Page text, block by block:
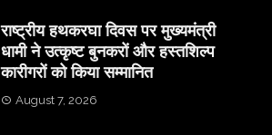
राष्ट्रीय हथकरघा दिवस पर मुख्यमंत्री
धामी ने उत्कृष्ट बुनकरों और हस्तशिल्प
कारीगरों को किया सम्मानित
August 7, 2026